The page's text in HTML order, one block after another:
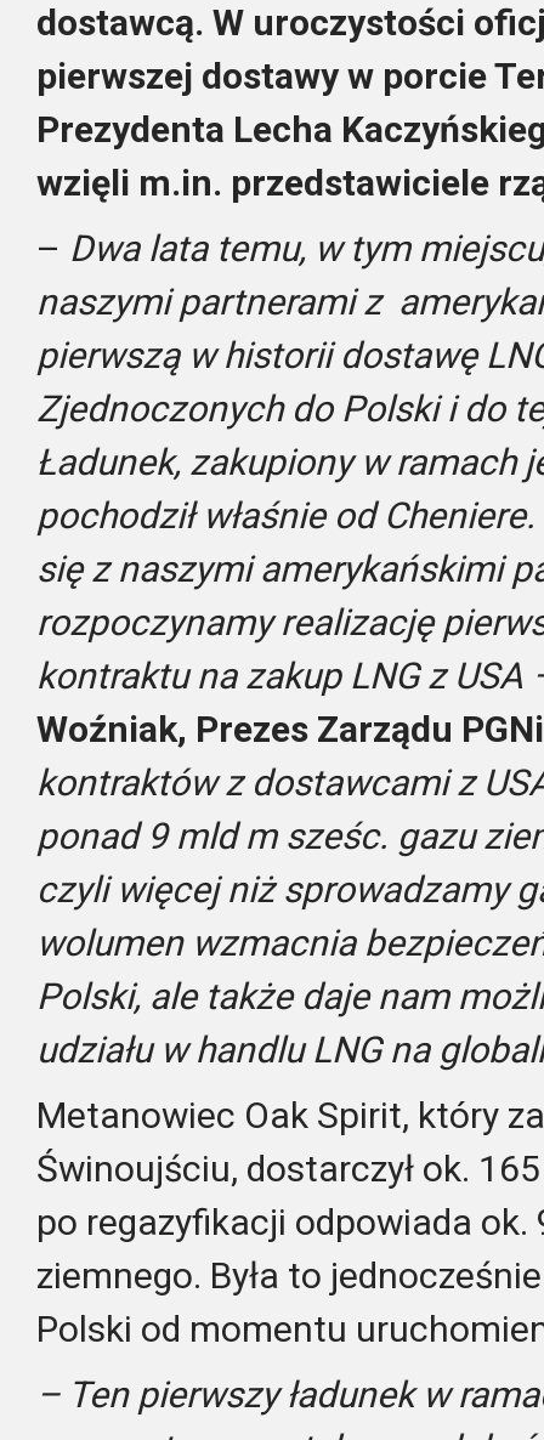
dostawcą. W uroczystości
pierwszej dostawy w porcie
Prezydenta Lecha
wzięli m.in. przedstawiciele
– Dwa lata temu, w tym
naszymi partnerami z
pierwszą w historii dostawę
Zjednoczonych do Polski i do
Ładunek, zakupiony w ramach
pochodził właśnie od
się z naszymi amerykańskimi
rozpoczynamy realizację
kontraktu na zakup LNG z USA
Woźniak, Prezes Zarządu
kontraktów z dostawcami z
ponad 9 mld m sześc. gazu
czyli więcej niż sprowadzamy
wolumen wzmacnia
Polski, ale także daje nam
udziału w handlu LNG na
Metanowiec Oak Spirit, który
Świnoujściu, dostarczył ok.
po regazyfikacji odpowiada ok.
ziemnego. Była to
Polski od momentu
– Ten pierwszy ładunek w